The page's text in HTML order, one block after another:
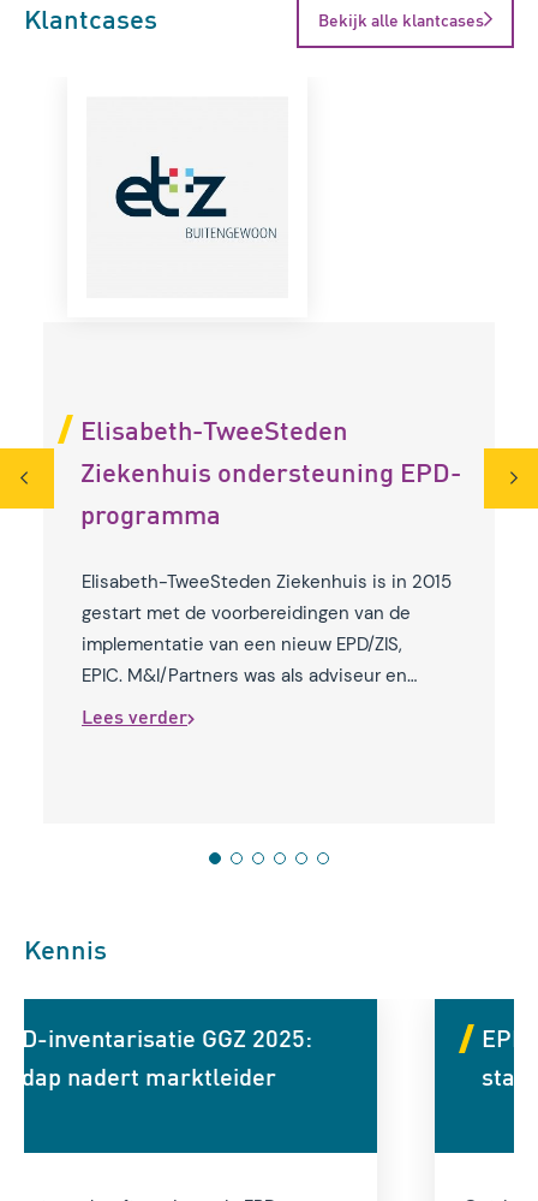
Klantcases Bekijk alle klantcases
Elisabeth-TweeSteden
Ziekenhuis ondersteuning EPD-
programma
Elisabeth-TweeSteden Ziekenhuis is in 2015
gestart met de voorbereidingen van de
implementatie van een nieuw EPD/ZIS,
EPIC. M&I/Partners was als adviseur en
sparringpartner betrokken bij het EPD-
Lees verder
1 2 3 4 5 6
Kennis
EPD-landschap 2026: tussen
standaardisatie en innovatie